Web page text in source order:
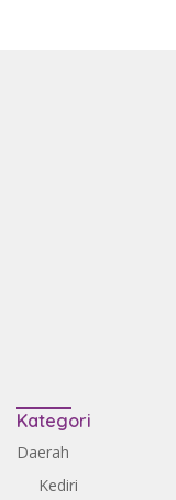
Kategori
Daerah
Kediri